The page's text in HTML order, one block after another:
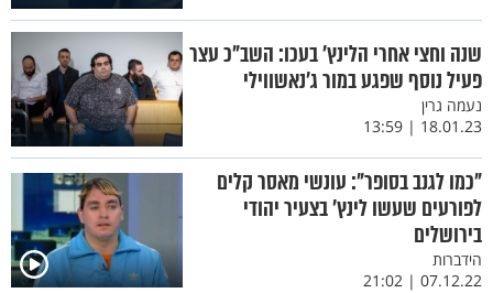
שנה וחצי אחרי הלינץ' בעכו: השב"כ עצר
פעיל נוסף שפגע במור ג'נאשווילי
נעמה גרין
18.01.23 | 13:59
"כמו לגנב בסופר": עונשי מאסר קלים
לפורעים שעשו לינץ’ בצעיר יהודי
בירושלים
הידברות
07.12.22 | 21:02